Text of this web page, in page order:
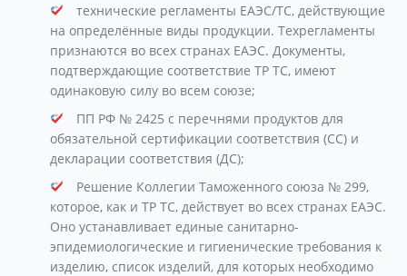
технические регламенты ЕАЭС/ТС, действующие
на определённые виды продукции. Техрегламенты
признаются во всех странах ЕАЭС. Документы,
подтверждающие соответствие ТР ТС, имеют
одинаковую силу во всем союзе;
ПП РФ № 2425 с перечнями продуктов для
обязательной сертификации соответствия (СС) и
декларации соответствия (ДС);
Решение Коллегии Таможенного союза № 299,
которое, как и ТР ТС, действует во всех странах ЕАЭС.
Оно устанавливает единые санитарно-
эпидемиологические и гигиенические требования к
изделию, список изделий, для которых необходимо